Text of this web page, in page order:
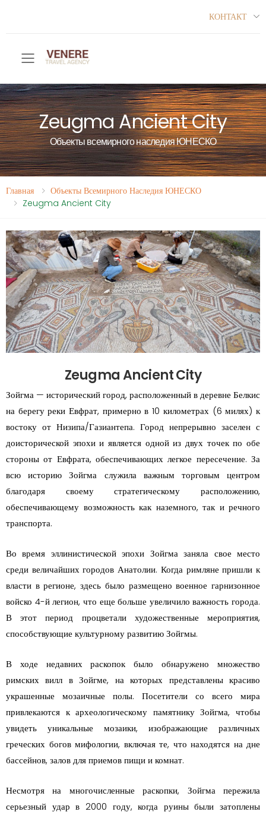
КОНТАКТ
Toggle mobile menu
Zeugma Ancient City
Объекты всемирного наследия ЮНЕСКО
Главная
Объекты Всемирного Наследия ЮНЕСКО
Zeugma Ancient City
Zeugma Ancient City
Зойгма — исторический город, расположенный в деревне Белкис
на берегу реки Евфрат, примерно в 10 километрах (6 милях) к
востоку от Низипа/Газиантепа. Город непрерывно заселен с
доисторической эпохи и является одной из двух точек по обе
стороны от Евфрата, обеспечивающих легкое пересечение. За
всю историю Зойгма служила важным торговым центром
благодаря своему стратегическому расположению,
обеспечивающему возможность как наземного, так и речного
транспорта.
Во время эллинистической эпохи Зойгма заняла свое место
среди величайших городов Анатолии. Когда римляне пришли к
власти в регионе, здесь было размещено военное гарнизонное
войско 4-й легион, что еще больше увеличило важность города.
В этот период процветали художественные мероприятия,
способствующие культурному развитию Зойгмы.
В ходе недавних раскопок было обнаружено множество
римских вилл в Зойгме, на которых представлены красиво
украшенные мозаичные полы. Посетители со всего мира
привлекаются к археологическому памятнику Зойгма, чтобы
увидеть уникальные мозаики, изображающие различных
греческих богов мифологии, включая те, что находятся на дне
бассейнов, залов для приемов пищи и комнат.
Несмотря на многочисленные раскопки, Зойгма пережила
серьезный удар в 2000 году, когда руины были затоплены